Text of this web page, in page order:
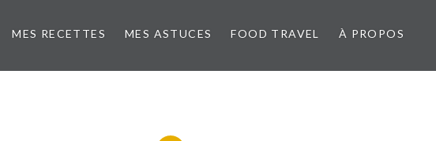
MES RECETTES MES ASTUCES FOOD TRAVEL À PROPOS